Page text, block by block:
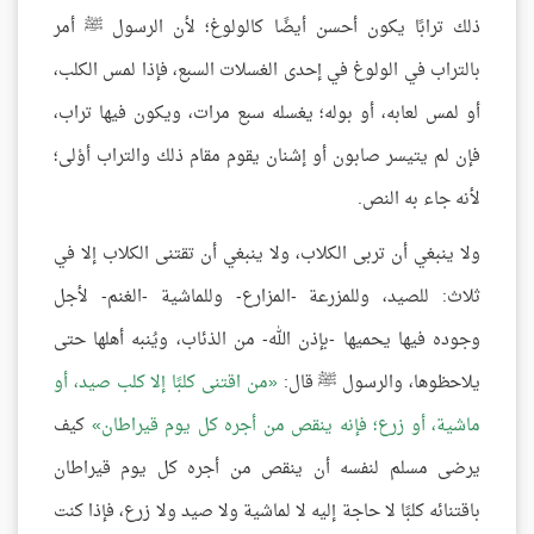
ذلك ترابًا يكون أحسن أيضًا كالولوغ؛ لأن الرسول ﷺ أمر
بالتراب في الولوغ في إحدى الغسلات السبع، فإذا لمس الكلب،
أو لمس لعابه، أو بوله؛ يغسله سبع مرات، ويكون فيها تراب،
فإن لم يتيسر صابون أو إشنان يقوم مقام ذلك والتراب أوْلى؛
لأنه جاء به النص.
ولا ينبغي أن تربى الكلاب، ولا ينبغي أن تقتنى الكلاب إلا في
ثلاث: للصيد، وللمزرعة -المزارع- وللماشية -الغنم- لأجل
وجوده فيها يحميها -بإذن الله- من الذئاب، ويُنبه أهلها حتى
يلاحظوها، والرسول ﷺ قال: من اقتنى كلبًا إلا كلب صيد، أو
ماشية، أو زرع؛ فإنه ينقص من أجره كل يوم قيراطان كيف
يرضى مسلم لنفسه أن ينقص من أجره كل يوم قيراطان
باقتنائه كلبًا لا حاجة إليه لا لماشية ولا صيد ولا زرع، فإذا كنت